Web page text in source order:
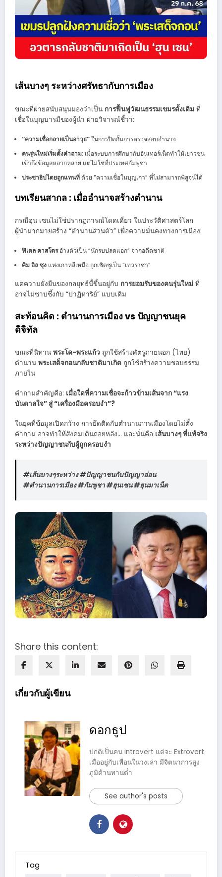
เส้นบางๆ ระหว่างศรัทธากับการเมือง
ขณะที่ฝ่ายสนับสนุนมองว่าเป็น การฟื้นฟูวัฒนธรรมเขมรดั้งเดิม ที่
เชื่อในบุญบารมีของผู้นำ ฝ่ายวิจารณ์ชี้ว่า:
“ความเชื่อกลายเป็นอาวุธ”ในการปิดกั้นการตรวจสอบอำนาจ
คนรุ่นใหม่เริ่มตั้งคำถาม: เมื่อระบบการศึกษากับอินเทอร์เน็ตทำให้เยาวชน
เข้าถึงข้อมูลหลากหลาย แต่ไม่ใช่ที่ประเทศกัมพูชา
ประชาธิปไตยถูกแทนที่ด้วย “ความเชื่อในบุญเก่า” ที่ไม่สามารถพิสูจน์ได้
บทเรียนสากล : เมื่ออำนาจสร้างตำนาน
กรณีฮุน เซนไม่ใช่ปรากฏการณ์โดดเดี่ยว ในประวัติศาสตร์โลก
ผู้นำมากมายสร้าง “ตำนานส่วนตัว” เพื่อความมั่นคงทางการเมือง:
ฟิเดล คาสโตรอ้างตัวเป็น “นักรบปลดแอก” จากอดีตชาติ
คิม อิล ซุงแห่งเกาหลีเหนือ ถูกเชิดชูเป็น “เทวราชา”
แต่ความยั่งยืนของกลยุทธ์นี้ขึ้นอยู่กับ การยอมรับของคนรุ่นใหม่ ที่
อาจไม่ซาบซึ้งกับ “ปาฏิหาริย์” แบบเดิม
สะท้อนคิด : ตำนานการเมือง vs ปัญญาชนยุค
ดิจิทัล
ขณะที่นิทาน พระโค-พระแก้ว ถูกใช้สร้างศัตรูภายนอก (ไทย)
ตำนาน พระเสด็จกอนกลับชาติมาเกิด ถูกใช้สร้างความชอบธรรม
ภายใน
คำถามสำคัญคือ: เมื่อใดที่ความเชื่อจะก้าวข้ามเส้นจาก “แรง
บันดาลใจ” สู่ “เครื่องมือครอบงำ”?
ในยุคที่ข้อมูลเปิดกว้าง การยึดติดกับตำนานการเมืองโดยไม่ตั้ง
คำถาม อาจทำให้สังคมเดินถอยหลัง… และนั่นคือ เส้นบางๆ ที่แท้จริง
ระหว่างปัญญาชนกับผู้ถูกครอบงำ
#เส้นบางๆระหว่าง #ปัญญาชนกับปัญญาอ่อน
#ตำนานการเมือง #กัมพูชา #ฮุนเซน #ฮุนมาเน็ต
Share this content:
เกี่ยวกับผู้เขียน
ดอกธูป
ปกติเป็นคน introvert แต่จะ Extrovert
เมื่ออยู่กับเพื่อนในวงเล่า มีจิตนาการสูง
ภูมิต้านทานต่ำ
See author's posts
Tag